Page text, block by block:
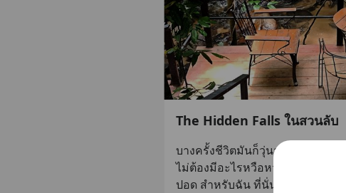
The Hidden Falls ในสวนลับ
บางครั้งชีวิตมันก็วุ่นวายเกินไปจน
ไม่ต้องมีอะไรหวือหวา เงียบและเ
ปอด สำหรับฉัน ที่นั่นคือ The